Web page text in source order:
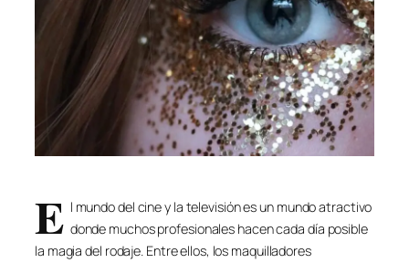
E l mundo del cine y la televisión es un mundo atractivo
donde muchos profesionales hacen cada día posible
la magia del rodaje. Entre ellos, los maquilladores